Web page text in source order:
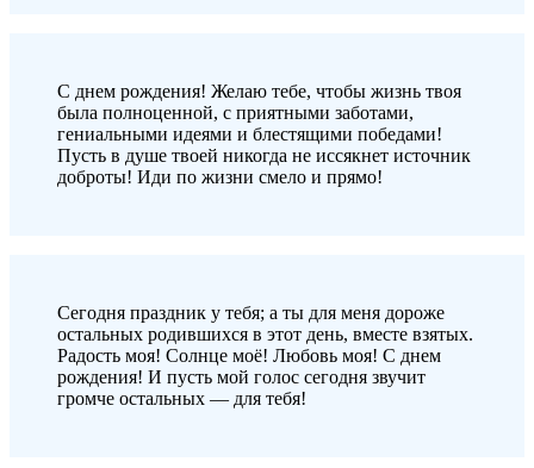
С днем рождения! Желаю тебе, чтобы жизнь твоя
была полноценной, с приятными заботами,
гениальными идеями и блестящими победами!
Пусть в душе твоей никогда не иссякнет источник
доброты! Иди по жизни смело и прямо!
Сегодня праздник у тебя; а ты для меня дороже
остальных родившихся в этот день, вместе взятых.
Радость моя! Солнце моё! Любовь моя! С днем
рождения! И пусть мой голос сегодня звучит
громче остальных — для тебя!